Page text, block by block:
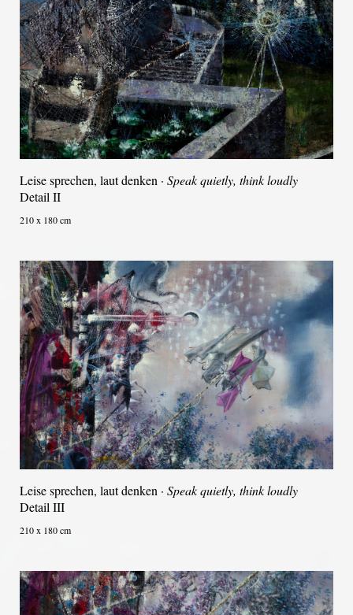
Leise sprechen, laut denken · Speak quietly, think loudly
Detail II
210 x 180 cm
Leise sprechen, laut denken · Speak quietly, think loudly
Detail III
210 x 180 cm